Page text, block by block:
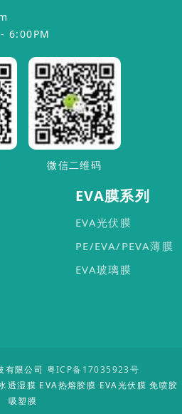
6:00PM
微信二维码
EVA膜系列
EVA光伏膜
PE/EVA/PEVA薄膜
EVA玻璃膜
有限公司 粤ICP备17035923号
透湿膜 EVA热熔胶膜 EVA光伏膜 免喷胶
吸塑膜